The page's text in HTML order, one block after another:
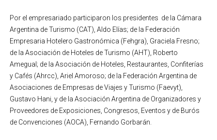
Por el empresariado participaron los presidentes de la Cámara
Argentina de Turismo (CAT), Aldo Elías; de la Federación
Empresaria Hotelero Gastronómica (Fehgra), Graciela Fresno;
de la Asociación de Hoteles de Turismo (AHT), Roberto
Amegual; de la Asociación de Hoteles, Restaurantes, Confiterías
y Cafés (Ahrcc), Ariel Amoroso; de la Federación Argentina de
Asociaciones de Empresas de Viajes y Turismo (Faevyt),
Gustavo Hani, y de la Asociación Argentina de Organizadores y
Proveedores de Exposiciones, Congresos, Eventos y de Burós
de Convenciones (AOCA), Fernando Gorbarán.